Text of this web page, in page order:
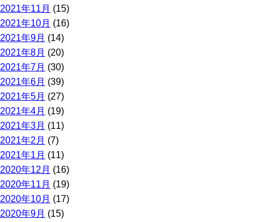
2021年11月 (15)
2021年10月 (16)
2021年9月 (14)
2021年8月 (20)
2021年7月 (30)
2021年6月 (39)
2021年5月 (27)
2021年4月 (19)
2021年3月 (11)
2021年2月 (7)
2021年1月 (11)
2020年12月 (16)
2020年11月 (19)
2020年10月 (17)
2020年9月 (15)